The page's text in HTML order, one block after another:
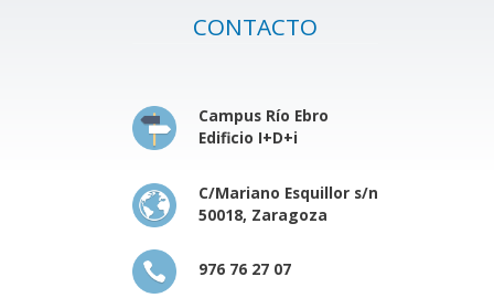
CONTACTO
Campus Río Ebro
Edificio I+D+i
C/Mariano Esquillor s/n
50018, Zaragoza
976 76 27 07